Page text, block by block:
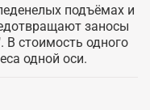
подъёмах и
заносы
В стоимость одного
одной оси.